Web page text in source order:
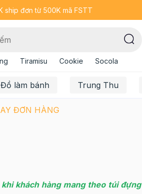
ship đơn từ 500K mã FSTT
Tiramisu Cookie Socola
Đồ làm bánh Trung Thu
ĐƠN HÀNG
khách hàng mang theo túi đựng